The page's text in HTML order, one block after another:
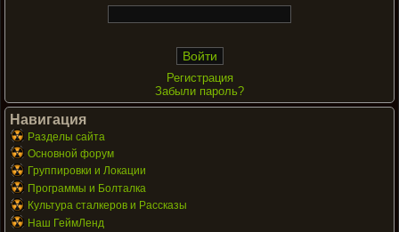
Регистрация
Забыли пароль?
Навигация
Разделы сайта
Основной форум
Группировки и Локации
Программы и Болталка
Культура сталкеров и Рассказы
Наш ГеймЛенд